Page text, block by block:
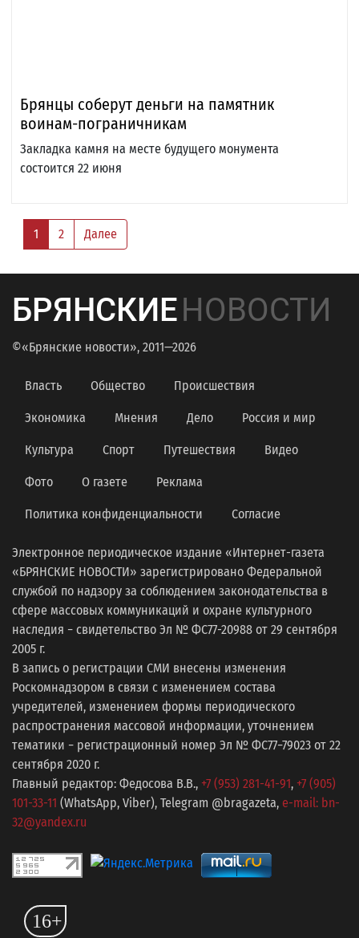
Брянцы соберут деньги на памятник
воинам-пограничникам
Закладка камня на месте будущего монумента
состоится 22 июня
1 2 Далее
БРЯНСКИЕНОВОСТИ
©«Брянские новости», 2011—2026
Власть Общество Происшествия
Экономика Мнения Дело Россия и мир
Культура Спорт Путешествия Видео
Фото О газете Реклама
Политика конфиденциальности Согласие
Электронное периодическое издание «Интернет-газета
«БРЯНСКИЕ НОВОСТИ» зарегистрировано Федеральной
службой по надзору за соблюдением законодательства в
сфере массовых коммуникаций и охране культурного
наследия − свидетельство Эл № ФС77-20988 от 29 сентября
2005 г.
В запись о регистрации СМИ внесены изменения
Роскомнадзором в связи с изменением состава
учредителей, изменением формы периодического
распространения массовой информации, уточнением
тематики − регистрационный номер Эл № ФС77−79023 от 22
сентября 2020 г.
Главный редактор: Федосова В.В., +7 (953) 281-41-91, +7 (905)
101-33-11 (WhatsApp, Viber), Telegram @bragazeta, e-mail: bn-
32@yandex.ru
16+